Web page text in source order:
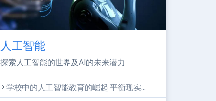
人工智能
探索人工智能的世界及AI的未来潜力
学校中的人工智能教育的崛起 平衡现实...